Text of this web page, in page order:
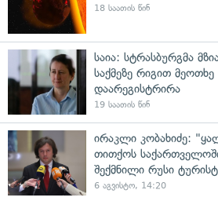
18 საათის წინ
საია: სტრასბურგმა
საქმეზე რიგით მეოთხე
დაარეგისტრირა
19 საათის წინ
ირაკლი კობახიძე:
თითქოს
შექმნილი რუსი
6 აგვისტო, 14:20